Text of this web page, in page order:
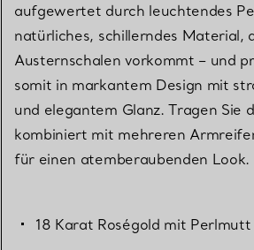
aufgewertet durch leuchtendes
natürliches, schillerndes Material,
Austernschalen vorkommt – und
somit in markantem Design mit
und elegantem Glanz. Tragen Sie
kombiniert mit mehreren
für einen atemberaubenden Look.
18 Karat Roségold mit Perlmutt